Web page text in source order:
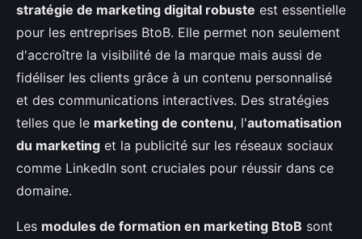
stratégie de marketing digital robuste est essentielle
pour les entreprises BtoB. Elle permet non seulement
d'accroître la visibilité de la marque mais aussi de
fidéliser les clients grâce à un contenu personnalisé
et des communications interactives. Des stratégies
telles que le marketing de contenu, l'automatisation
du marketing et la publicité sur les réseaux sociaux
comme LinkedIn sont cruciales pour réussir dans ce
domaine.
Les modules de formation en marketing BtoB sont